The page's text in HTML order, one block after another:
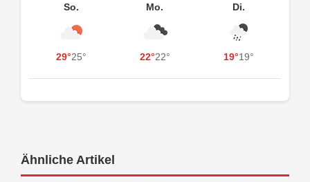
So.
29°25°
Mo.
22°22°
Di.
19°19°
Ähnliche Artikel